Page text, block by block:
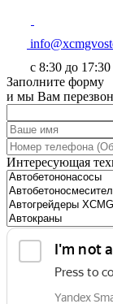
с 8:30 до 17:30
Заполните форму
и мы Вам
Интересующая